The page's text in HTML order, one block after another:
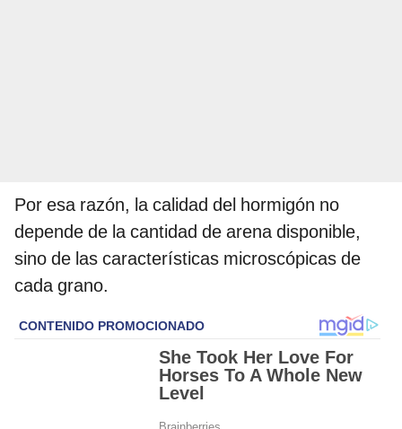
Por esa razón, la calidad del hormigón no
depende de la cantidad de arena disponible,
sino de las características microscópicas de
cada grano.